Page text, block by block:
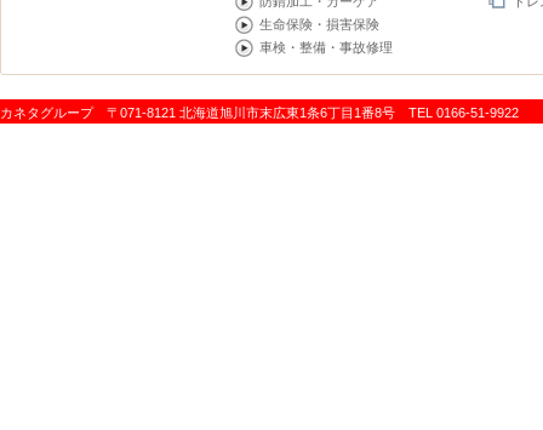
生命保険・損害保険
車検・整備・事故修理
カネタグループ 〒071-8121 北海道旭川市末広東1条6丁目1番8号 TEL 0166-51-9922